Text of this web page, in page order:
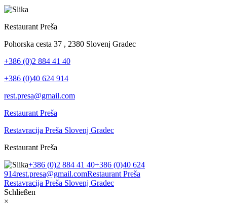
Restaurant Preša
Pohorska cesta 37 , 2380 Slovenj Gradec
+386 (0)2 884 41 40
+386 (0)40 624 914
rest.presa@gmail.com
Restaurant Preša
Restavracija Preša Slovenj Gradec
Restaurant Preša
+386 (0)2 884 41 40+386 (0)40 624
914rest.presa@gmail.comRestaurant Preša
Restavracija Preša Slovenj Gradec
Schließen
×